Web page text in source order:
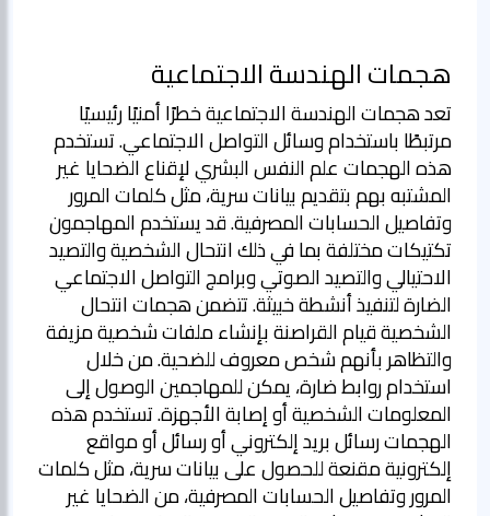
هجمات الهندسة الاجتماعية
تعد هجمات الهندسة الاجتماعية خطرًا أمنيًا رئيسيًا
مرتبطًا باستخدام وسائل التواصل الاجتماعي. تستخدم
هذه الهجمات علم النفس البشري لإقناع الضحايا غير
المشتبه بهم بتقديم بيانات سرية، مثل كلمات المرور
وتفاصيل الحسابات المصرفية. قد يستخدم المهاجمون
تكتيكات مختلفة بما في ذلك انتحال الشخصية والتصيد
الاحتيالي والتصيد الصوتي وبرامج التواصل الاجتماعي
الضارة لتنفيذ أنشطة خبيثة. تتضمن هجمات انتحال
الشخصية قيام القراصنة بإنشاء ملفات شخصية مزيفة
والتظاهر بأنهم شخص معروف للضحية. من خلال
استخدام روابط ضارة، يمكن للمهاجمين الوصول إلى
المعلومات الشخصية أو إصابة الأجهزة. تستخدم هذه
الهجمات رسائل بريد إلكتروني أو رسائل أو مواقع
إلكترونية مقنعة للحصول على بيانات سرية، مثل كلمات
المرور وتفاصيل الحسابات المصرفية، من الضحايا غير